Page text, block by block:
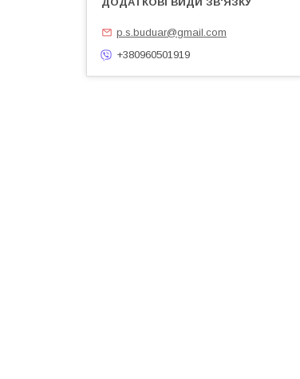
p.s.buduar@gmail.com
+380960501919